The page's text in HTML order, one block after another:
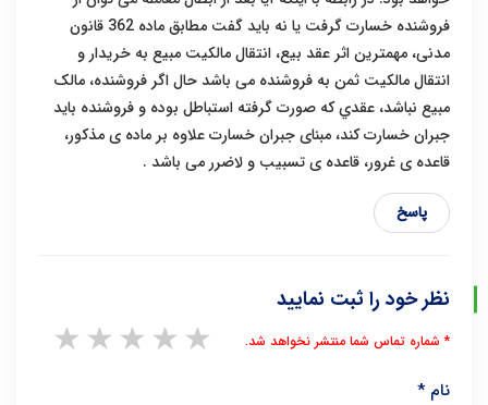
فروشنده خسارت گرفت یا نه باید گفت مطابق ماده 362 قانون
مدنی، مهمترین اثر عقد بیع، انتقال مالکیت مبیع به خریدار و
انتقال مالکیت ثمن به فروشنده می باشد حال اگر فروشنده، مالک
مبیع نباشد، عقدي که صورت گرفته استباطل بوده و فروشنده باید
جبران خسارت کند، مبنای جبران خسارت علاوه بر ماده ی مذکور،
قاعده ی غرور، قاعده ی تسبیب و لاضرر می باشد .
پاسخ
نظر خود را ثبت نمایید
5 stars
4 stars
3 stars
2 stars * شماره تماس شما منتشر نخواهد شد.
نام*